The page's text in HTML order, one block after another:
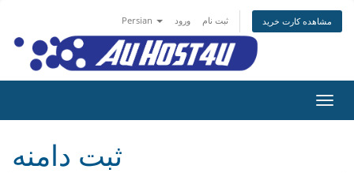
Persian ورود ثبت نام مشاهده کارت خرید
ثبت دامنه